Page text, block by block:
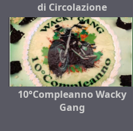
di Circolazione
10°Compleanno Wacky
Gang